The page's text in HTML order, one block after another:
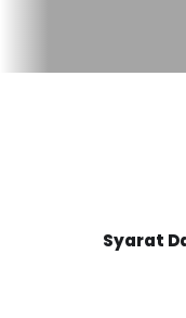
Syarat